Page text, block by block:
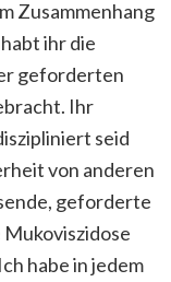
Zusammenhang
ihr die
geforderten
Ihr
seid
von anderen
geforderte
habe in jedem